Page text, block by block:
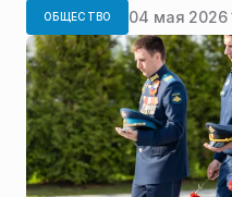
ОБЩЕСТВО 04 мая 2026